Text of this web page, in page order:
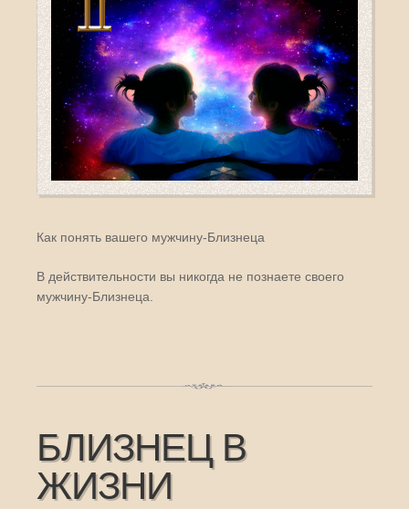
Как понять вашего мужчину-Близнеца
В действительности вы никогда не познаете своего
мужчину-Близнеца.
БЛИЗНЕЦ В
ЖИЗНИ